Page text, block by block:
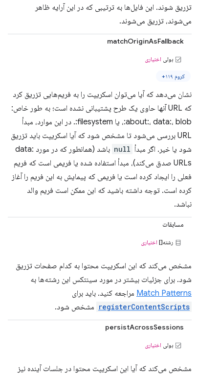
تزریق شوند. این فایل‌ها به ترتیبی که در این آرایه ظاهر
می‌شوند، تزریق می‌شوند.
matchOriginAsFallback
بولی اختیاری
کروم ۱۱۹+
نشان می‌دهد که آیا می‌توان اسکریپت را به فریم‌هایی تزریق کرد
که URL آنها حاوی یک طرح پشتیبانی نشده است؛ به طور خاص:
about:، data:، blob:، یا filesystem:. در این موارد، مبدأ
URL بررسی می‌شود تا مشخص شود که آیا اسکریپت باید تزریق
شود یا خیر. اگر مبدأ null
باشد (همانطور که در مورد data:
URLs صدق می‌کند)، مبدأ استفاده شده یا فریمی است که فریم
فعلی را ایجاد کرده است یا فریمی که پیمایش به این فریم را آغاز
کرده است. توجه داشته باشید که این ممکن است فریم والد
نباشد.
مسابقات
رشته[] اختیاری
مشخص می‌کند که این اسکریپت محتوا به کدام صفحات تزریق
شود. برای جزئیات بیشتر در مورد سینتکس این رشته‌ها به
Match Patterns مراجعه کنید. باید برای
registerContentScripts مشخص شود.
persistAcrossSessions
بولی اختیاری
مشخص می‌کند که آیا این اسکریپت محتوا در جلسات آینده نیز